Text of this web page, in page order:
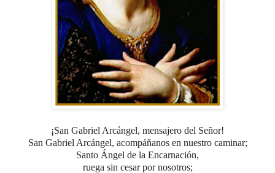
¡San Gabriel Arcángel, mensajero del Señor!
San Gabriel Arcángel, acompáñanos en nuestro caminar;
Santo Ángel de la Encarnación,
ruega sin cesar por nosotros;